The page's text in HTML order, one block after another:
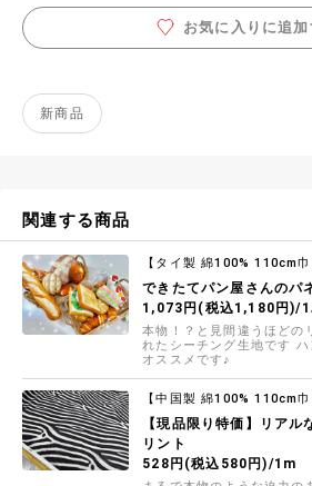
お気に入りに追加
新商品
関連する商品
【タイ製 綿100% 110cm巾
できたてパン屋さんのパ
1,073円(税込1,180円)/1
本物！？と見間違うほどの
れたシーチング生地です
オススメです♪
【中国製 綿100% 110cm巾
【現品限り特価】リア
リント
528円(税込580円)/1m